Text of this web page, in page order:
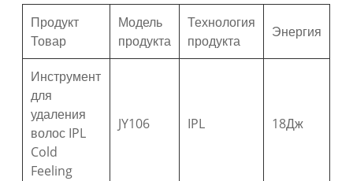
Продукт
Товар
Модель
продукта
Технология
продукта
Энергия
Инструмент
для
удаления
волос IPL
Cold
Feeling
JY106 IPL 18Дж